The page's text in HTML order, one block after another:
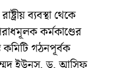
ব্যবস্থা থেকে
কর্মকাণ্ডের
কমিটি গঠনপূর্বক